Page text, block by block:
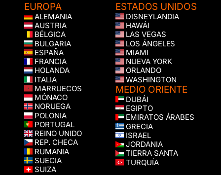
EUROPA
ALEMANIA
AUSTRIA
BÉLGICA
BULGARIA
ESPAÑA
FRANCIA
HOLANDA
ITALIA
MARRUECOS
MÓNACO
NORUEGA
POLONIA
PORTUGAL
REINO UNIDO
REP. CHECA
RUMANIA
SUECIA
SUIZA
ESTADOS UNIDOS
DISNEYLANDIA
HAWÁI
LAS VEGAS
LOS ÁNGELES
MIAMI
NUEVA YORK
ORLANDO
WASHINGTON
MEDIO ORIENTE
DUBÁI
EGIPTO
EMIRATOS ÁRABES
GRECIA
ISRAEL
JORDANIA
TIERRA SANTA
TURQUÍA